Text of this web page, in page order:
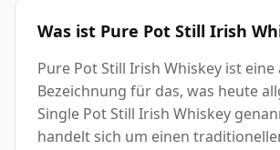
Was ist Pure Pot Still Irish
Pure Pot Still Irish Whiskey ist eine
Bezeichnung für das, was heute
Single Pot Still Irish Whiskey
handelt sich um einen